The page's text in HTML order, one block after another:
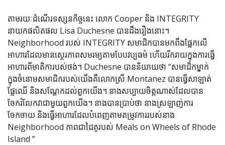
តាមរយៈដំណើរទស្សនកិច្ចនេះ លោក Cooper និង INTEGRITY
នាយកផលិតផល Lisa Duchesne បានដឹងរឿងនោះ។
Neighborhood របស់ INTEGRITY សមាជិកបានមកពឹងផ្អែកលើ
អាហារដែលមានស្ថេរភាពសមរម្យតាមបែបវប្បធម៌ ហើយរីករាយក្នុងការធ្វើ
អាហារពីមាតិការបស់ថង់។ Duchesne បាននិយាយថា “សមាជិកម្នាក់
ក្នុងចំនោមសមាជិករបស់យើងគឺលោកស្រី Montanez បានធ្វើសាឡាត់
ផ្លែឈើ និងសណ្តែកដល់ពួកយើង។ នាងសប្បាយចិត្តណាស់ដែលបាន
ចែករំលែកវាជាមួយពួកយើង។ នាង​បាន​ប្រាប់​ថា នាង​ស្រឡាញ់​ការ​
ចែកចាយ និង​ធ្វើ​អាហារ​ដែល​បំពេញ​តាម​តម្រូវការ​របស់​នាង
Neighborhood ភាពជាដៃគូរបស់ Meals on Wheels of Rhode
Island ”